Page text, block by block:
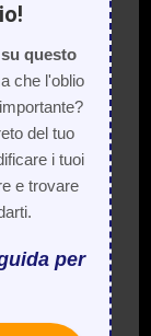
questo
che l'oblio
del tuo
i tuoi
e trovare
per